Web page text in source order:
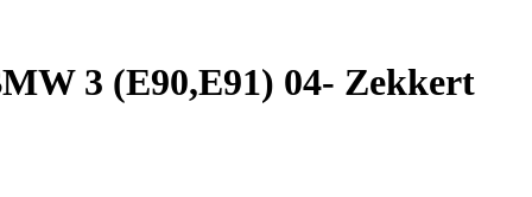
3 (E90,E91) 04- Zekkert